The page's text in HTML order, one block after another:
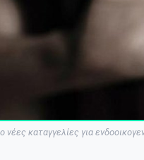
νέες καταγγελίες για